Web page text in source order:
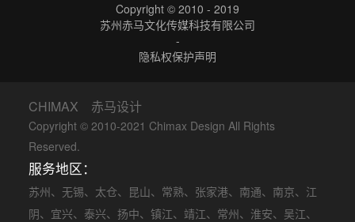
Copyright © 2010 - 2019
苏州赤马文化传媒科技有限公司
-
隐私权保护声明
CHIMAX 赤马设计
Copyright © 2010-2021 Chimax Design All Rights
Reserved.
服务地区：
苏州、 无锡、 太仓、 昆山、 常熟、 张家港、 南通、 南京、 江
阴、 宜兴、 泰兴、 扬中、 镇江、 靖江、 常州、 淮安、 吴江、